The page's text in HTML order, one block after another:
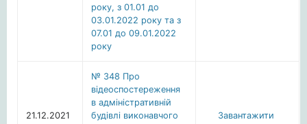
року, з 01.01 до
03.01.2022 року та з
07.01 до 09.01.2022
року
21.12.2021
№ 348 Про
відеоспостереження
в адміністративній
будівлі виконавчого
Завантажити